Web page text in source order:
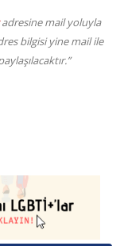
adresine mail yoluyla
bilgisi yine mail ile